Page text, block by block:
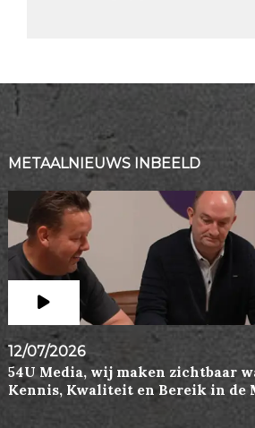
METAALNIEUWS INBEELD
12/07/2026
54U Media, wij maken zichtbaar
Kennis, Kwaliteit en Bereik in de